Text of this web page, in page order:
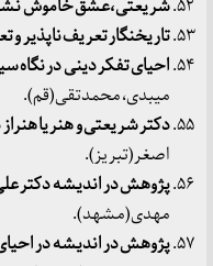
شریعتی ،عشق خاموش
تاریخنگار تعریف ناپذیر و
احیای تفکر دینی در نگاه
میبدی، محمدتقی(قم).
دکتر شریعتی و هنر یا
اصغر(تبریز).
پژوهش در اندیشه دکتر
مهدی(مشهد).
پژوهش در اندیشه در